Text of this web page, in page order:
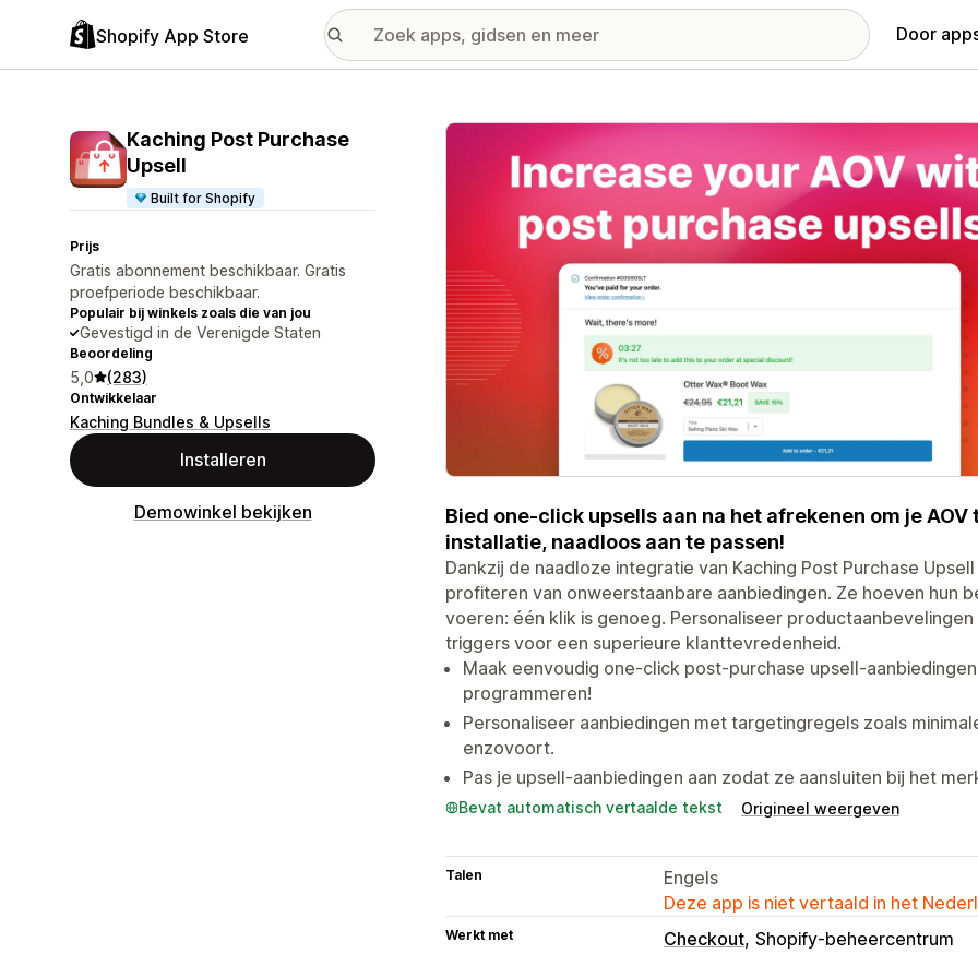
Shopify App Store Door
Kaching Post Purchase
Upsell
Built for Shopify
Prijs
Gratis abonnement beschikbaar. Gratis
proefperiode beschikbaar.
Populair bij winkels zoals die van jou
Gevestigd in de Verenigde Staten
Beoordeling
5,0 (283)
Ontwikkelaar
Kaching Bundles & Upsells
Installeren
Demowinkel bekijken
Galerij met uitgelichte afbeeldingen
Bied one-click upsells aan na het afrekenen om je
installatie, naadloos aan te passen!
Dankzij de naadloze integratie van Kaching Post Purchase
profiteren van onweerstaanbare aanbiedingen. Ze hoeven hun
voeren: één klik is genoeg. Personaliseer
triggers voor een superieure klanttevredenheid.
Maak eenvoudig one-click post-purchase upsell-
programmeren!
Personaliseer aanbiedingen met targetingregels zoals
enzovoort.
Pas je upsell-aanbiedingen aan zodat ze aansluiten bij het
Bevat automatisch vertaalde tekst Origineel weergeven
Talen
Engels
Deze app is niet vertaald in het
Werkt met Checkout Shopify-beheercentrum